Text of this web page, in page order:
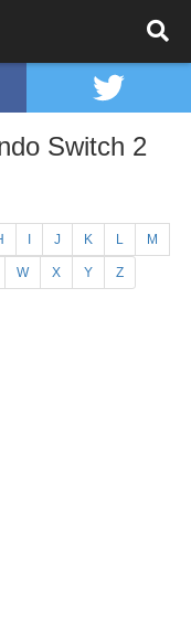
Switch 2
J K L M
W X Y Z